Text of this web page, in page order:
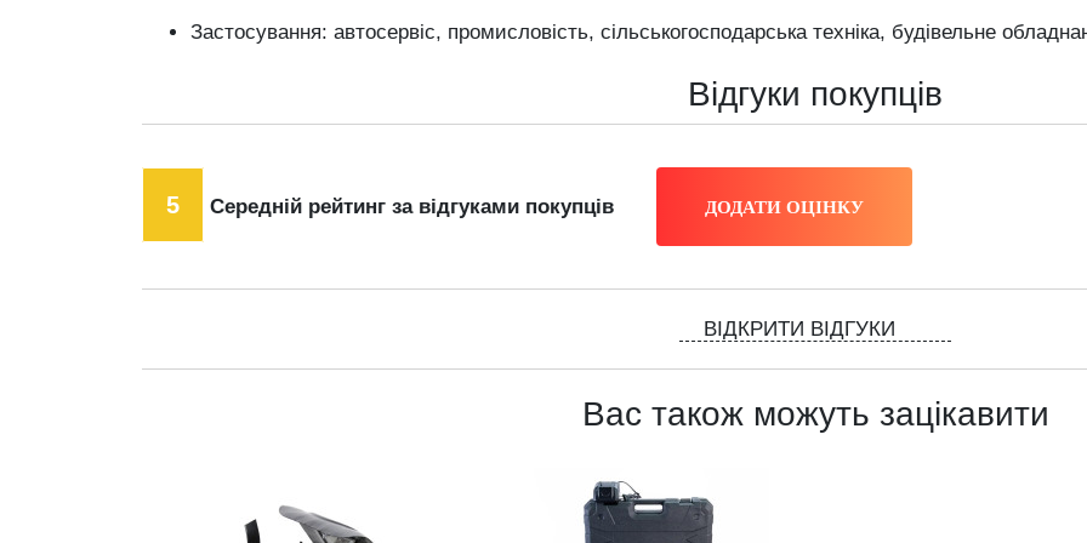
Застосування: автосервіс, промисловість, сільськогосподарська техніка, будівельне
Відгуки покупців
5 Середній рейтинг за відгуками покупців
ВІДКРИТИ ВІДГУКИ
Вас також можуть зацікавити